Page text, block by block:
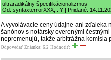
ultraradikálny špecifikácionalizmus
Od: syntaxterrorXXX, . Y | Pridané:
A vyvolávacie ceny údajne ani zďaleka
šanónov s notársky overenými
nepremenujú, takže arbitrážna
Odpovedať Známka: 6.2 Hodnotiť: